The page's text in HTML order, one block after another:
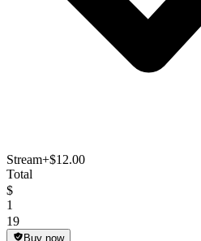
Stream+$12.00
Total
$
1
19
Buy now